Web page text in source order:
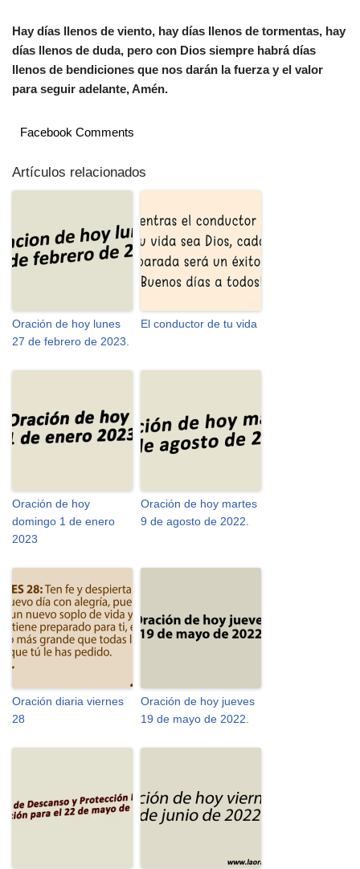
Hay días llenos de viento, hay días llenos de tormentas, hay
días llenos de duda, pero con Dios siempre habrá días
llenos de bendiciones que nos darán la fuerza y el valor
para seguir adelante, Amén.
Facebook Comments
Artículos relacionados
Oración de hoy lunes
27 de febrero de 2023.
El conductor de tu vida
Oración de hoy
domingo 1 de enero
2023
Oración de hoy martes
9 de agosto de 2022.
Oración diaria viernes
28
Oración de hoy jueves
19 de mayo de 2022.